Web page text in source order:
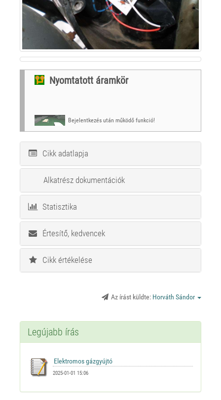
Nyomtatott áramkör
Bejelentkezés után működő funkció!
Cikk adatlapja
Alkatrész dokumentációk
Statisztika
Értesítő, kedvencek
Cikk értékelése
Az írást küldte: Horváth Sándor
Legújabb írás
2025-01-01 15:06